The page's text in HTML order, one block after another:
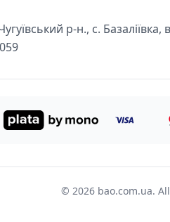
р-н., с.
© 2026 bao.com.ua.